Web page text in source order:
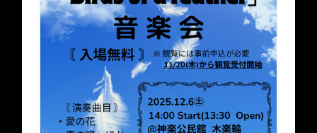
軽朝食
個人情報保護方針
ニュース
ギャラリー
イベント
宿泊約款
館内案内
会社概要